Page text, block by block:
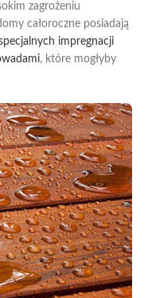
zagrożeniu
całoroczne posiadają
impregnacji
, które mogłyby